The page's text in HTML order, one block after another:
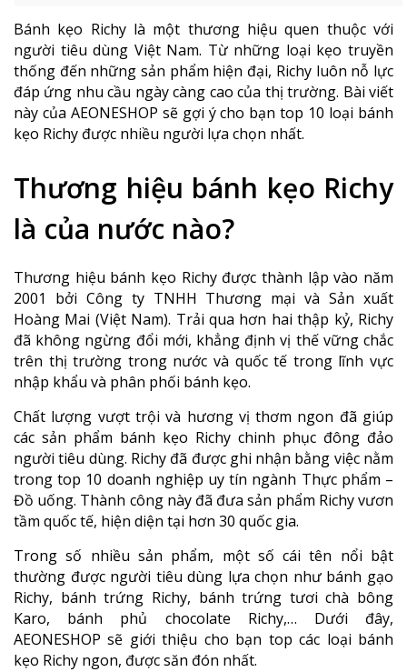
Bánh kẹo Richy là một thương hiệu quen thuộc với
người tiêu dùng Việt Nam. Từ những loại kẹo truyền
thống đến những sản phẩm hiện đại, Richy luôn nỗ lực
đáp ứng nhu cầu ngày càng cao của thị trường. Bài viết
này của AEONESHOP sẽ gợi ý cho bạn top 10 loại bánh
kẹo Richy được nhiều người lựa chọn nhất.
Thương hiệu bánh kẹo Richy
là của nước nào?
Thương hiệu bánh kẹo Richy được thành lập vào năm
2001 bởi Công ty TNHH Thương mại và Sản xuất
Hoàng Mai (Việt Nam). Trải qua hơn hai thập kỷ, Richy
đã không ngừng đổi mới, khẳng định vị thế vững chắc
trên thị trường trong nước và quốc tế trong lĩnh vực
nhập khẩu và phân phối bánh kẹo.
Chất lượng vượt trội và hương vị thơm ngon đã giúp
các sản phẩm bánh kẹo Richy chinh phục đông đảo
người tiêu dùng. Richy đã được ghi nhận bằng việc nằm
trong top 10 doanh nghiệp uy tín ngành Thực phẩm –
Đồ uống. Thành công này đã đưa sản phẩm Richy vươn
tầm quốc tế, hiện diện tại hơn 30 quốc gia.
Trong số nhiều sản phẩm, một số cái tên nổi bật
thường được người tiêu dùng lựa chọn như bánh gạo
Richy, bánh trứng Richy, bánh trứng tươi chà bông
Karo, bánh phủ chocolate Richy,… Dưới đây,
AEONESHOP sẽ giới thiệu cho bạn top các loại bánh
kẹo Richy ngon, được săn đón nhất.